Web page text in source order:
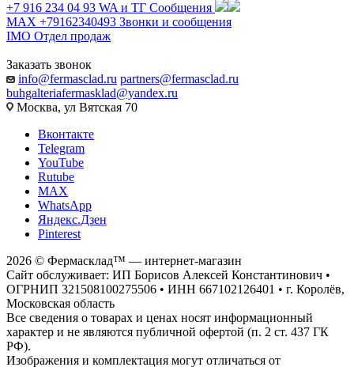
+7 916 234 04 93 WA и ТГ Сообщения
MAX +79162340493 Звонки и сообщения
IMO Отдел продаж
Заказать звонок
info@fermasclad.ru partners@fermasclad.ru
buhgalteriafermasklad@yandex.ru
Москва, ул Вятская 70
Вконтакте
Telegram
YouTube
Rutube
MAX
WhatsApp
Яндекс.Дзен
Pinterest
2026 © Фермасклад™ — интернет-магазин
Сайт обслуживает: ИП Борисов Алексей Константинович •
ОГРНИП 321508100275506 • ИНН 667102126401 • г. Королёв,
Московская область
Все сведения о товарах и ценах носят информационный
характер и не являются публичной офертой (п. 2 ст. 437 ГК
РФ).
Изображения и комплектация могут отличаться от